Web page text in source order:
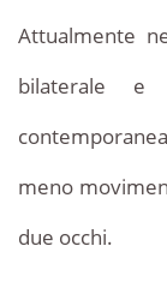
Attualmente
bilaterale e
meno
due occhi.